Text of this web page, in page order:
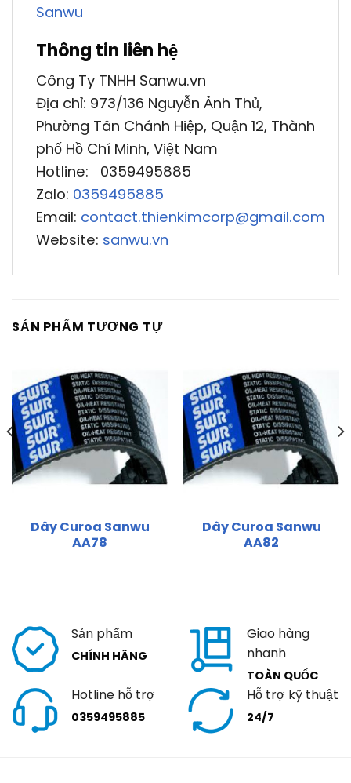
Sanwu
Thông tin liên hệ
Công Ty TNHH Sanwu.vn
Địa chỉ: 973/136 Nguyễn Ảnh Thủ,
Phường Tân Chánh Hiệp, Quận 12, Thành
phố Hồ Chí Minh, Việt Nam
Hotline: 0359495885
Zalo: 0359495885
Email: contact.thienkimcorp@gmail.com
Website: sanwu.vn
SẢN PHẨM TƯƠNG TỰ
Dây Curoa Sanwu
AA78
Dây Curoa Sanwu
AA82
Sản phẩm
CHÍNH HÃNG
Giao hàng
nhanh
TOÀN QUỐC
Hotline hỗ trợ
0359495885
Hỗ trợ kỹ thuật
24/7